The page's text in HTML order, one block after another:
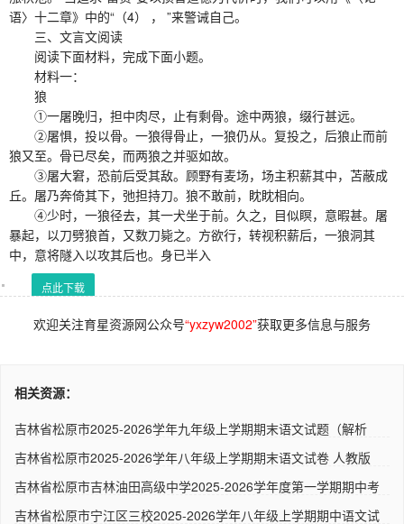
语〉十二章》中的“（4） ， ”来警诫自己。
三、文言文阅读
阅读下面材料，完成下面小题。
材料一：
狼
①一屠晚归，担中肉尽，止有剩骨。途中两狼，缀行甚远。
②屠惧，投以骨。一狼得骨止，一狼仍从。复投之，后狼止而前
狼又至。骨已尽矣，而两狼之并驱如故。
③屠大窘，恐前后受其敌。顾野有麦场，场主积薪其中，苫蔽成
丘。屠乃奔倚其下，弛担持刀。狼不敢前，眈眈相向。
④少时，一狼径去，其一犬坐于前。久之，目似瞑，意暇甚。屠
暴起，以刀劈狼首，又数刀毙之。方欲行，转视积薪后，一狼洞其
中，意将隧入以攻其后也。身已半入
点此下载
欢迎关注育星资源网公众号“yxzyw2002”获取更多信息与服务
相关资源：
吉林省松原市2025-2026学年九年级上学期期末语文试题（解析
吉林省松原市2025-2026学年八年级上学期期末语文试卷 人教版
吉林省松原市吉林油田高级中学2025-2026学年度第一学期期中考
吉林省松原市宁江区三校2025-2026学年八年级上学期期中语文试